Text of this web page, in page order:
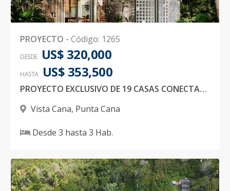
PROYECTO - Código: 1265
DESDE US$ 320,000
HASTA US$ 353,500
PROYECTO EXCLUSIVO DE 19 CASAS CONECTADA CON LA NATURALEZA EN VISTA CANA
Vista Cana, Punta Cana
Desde 3 hasta 3 Hab.